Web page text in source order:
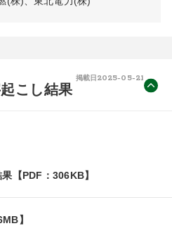
掲載日 2025-05-21
こし結果
【PDF：306KB】
】